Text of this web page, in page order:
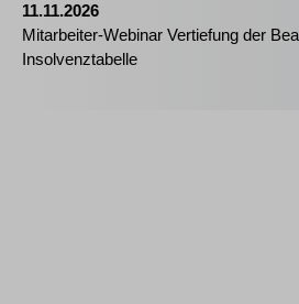
11.11.2026
Mitarbeiter-Webinar Vertiefung der
Insolvenztabelle